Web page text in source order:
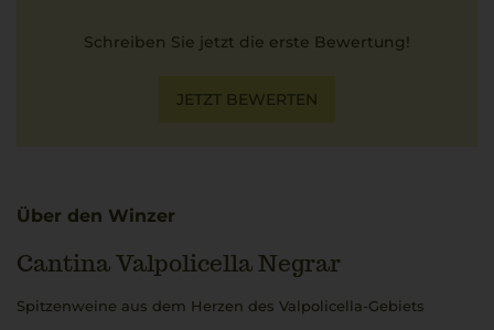
Schreiben Sie jetzt die erste Bewertung!
JETZT BEWERTEN
Über den Winzer
Cantina Valpolicella Negrar
Spitzenweine aus dem Herzen des Valpolicella-Gebiets